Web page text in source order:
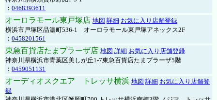
： 0468393611
オーロラモール東戸塚店 地図 詳細 お気に入り店舗登録
横浜市戸塚区品濃町536-1 オーロラモール東戸塚アネックス2F
： 0458201561
東急百貨店たまプラーザ店 地図 詳細 お気に入り店舗登録
神奈川県横浜市青葉区美しが丘1-7東急百貨店たまプラーザ5階
： 0459051131
オーディオスクエア トレッサ横浜 地図 詳細 お気に入り店舗登
録